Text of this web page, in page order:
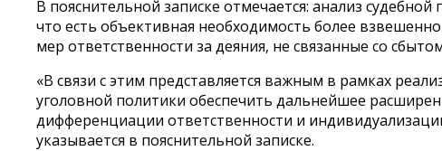
В пояснительной записке отмечается: анализ
что есть объективная необходимость более
мер ответственности за деяния, не связанные со
«В связи с этим представляется важным в рамках
уголовной политики обеспечить дальнейшее
дифференциации ответственности и
указывается в пояснительной записке.